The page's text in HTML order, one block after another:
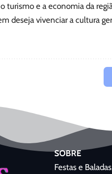
turismo e a economia da
deseja vivenciar a cultura
SOBRE
Festas e